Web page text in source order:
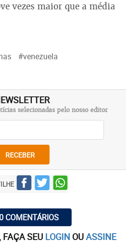
vezes maior que a média
#venezuela
selecionadas pelo nosso editor
RECEBER
COMENTÁRIOS
SEU LOGIN OUASSINE